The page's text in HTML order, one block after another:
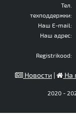
Тел.
техподдержки:
Наш E-mail:
Наш адрес:
Registrikood:
Новости | На
2020 -